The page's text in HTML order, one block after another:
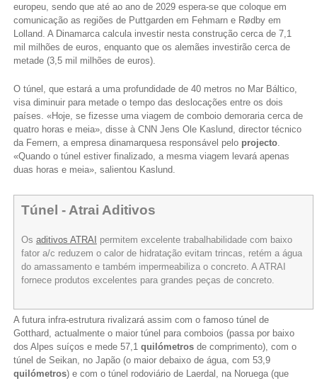
europeu, sendo que até ao ano de 2029 espera-se que coloque em
comunicação as regiões de Puttgarden em Fehmarn e Rødby em
Lolland. A Dinamarca calcula investir nesta construção cerca de 7,1
mil milhões de euros, enquanto que os alemães investirão cerca de
metade (3,5 mil milhões de euros).
O túnel, que estará a uma profundidade de 40 metros no Mar Báltico,
visa diminuir para metade o tempo das deslocações entre os dois
países. «Hoje, se fizesse uma viagem de comboio demoraria cerca de
quatro horas e meia», disse à CNN Jens Ole Kaslund, director técnico
da Femern, a empresa dinamarquesa responsável pelo projecto.
«Quando o túnel estiver finalizado, a mesma viagem levará apenas
duas horas e meia», salientou Kaslund.
Túnel - Atrai Aditivos
Os aditivos ATRAI permitem excelente trabalhabilidade com baixo
fator a/c reduzem o calor de hidratação evitam trincas, retém a água
do amassamento e também impermeabiliza o concreto. A ATRAI
fornece produtos excelentes para grandes peças de concreto.
A futura infra-estrutura rivalizará assim com o famoso túnel de
Gotthard, actualmente o maior túnel para comboios (passa por baixo
dos Alpes suíços e mede 57,1 quilómetrosde comprimento), com o
túnel de Seikan, no Japão (o maior debaixo de água, com 53,9
quilómetros) e com o túnel rodoviário de Laerdal, na Noruega (que